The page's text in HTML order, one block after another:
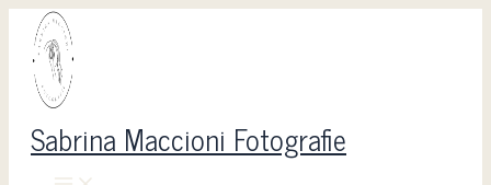
Vai
contenuto
Sabrina Maccioni Fotografie